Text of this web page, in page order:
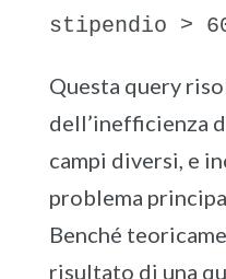
stipendio >
Questa query
dell’inefficienza
campi diversi, e
problema
Benché
risultato di una